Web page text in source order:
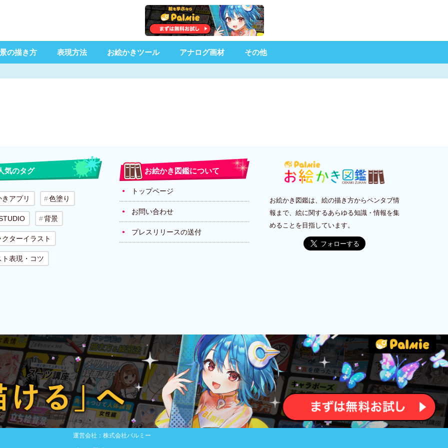
の描き方 表現方法 お絵かきツール アナログ画材 その他
気のタグ
アプリ 色塗り
背景
ターイラスト
ト表現・コツ
お絵かき図鑑について
トップページ
お問い合わせ
プレスリリースの送付
お絵かき図鑑は、絵の描き方からペンタブ情
報まで、絵に関するあらゆる知識・情報を集
めることを目指しています。
運営会社：株式会社パルミー